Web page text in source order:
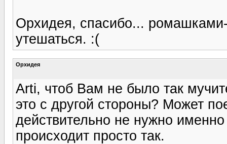
Орхидея, спасибо...
утешаться. :(
Орхидея
Arti, чтоб Вам не было так
это с другой стороны? Может
действительно не нужно
происходит просто так.